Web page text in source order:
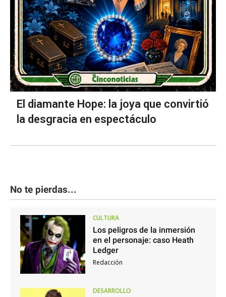
El diamante Hope: la joya que convirtió
la desgracia en espectáculo
No te pierdas...
CULTURA
Los peligros de la inmersión
en el personaje: caso Heath
Ledger
Redacción
DESARROLLO